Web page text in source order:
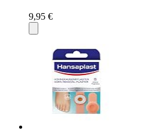
9,95 €